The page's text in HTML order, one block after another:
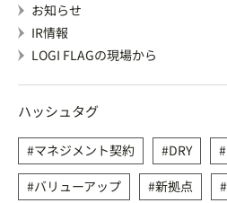
お知らせ
IR情報
LOGI FLAGの現場から
ハッシュタグ
マネジメント契約 DRY
バリューアップ
新拠点